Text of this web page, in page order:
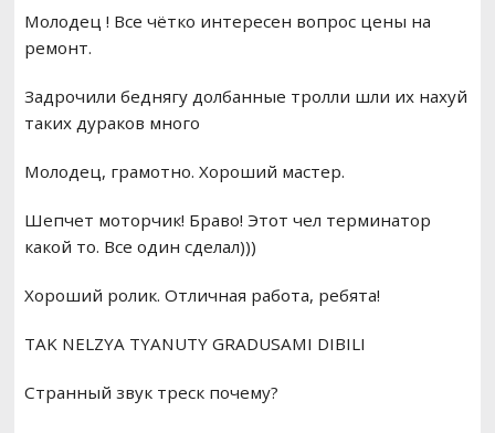
Молодец ! Все чётко интересен вопрос цены на
ремонт.
Задрочили беднягу долбанные тролли шли их нахуй
таких дураков много
Молодец, грамотно. Хороший мастер.
Шепчет моторчик! Браво! Этот чел терминатор
какой то. Все один сделал)))
Хороший ролик. Отличная работа, ребята!
TAK NELZYA TYANUTY GRADUSAMI DIBILI
Странный звук треск почему?